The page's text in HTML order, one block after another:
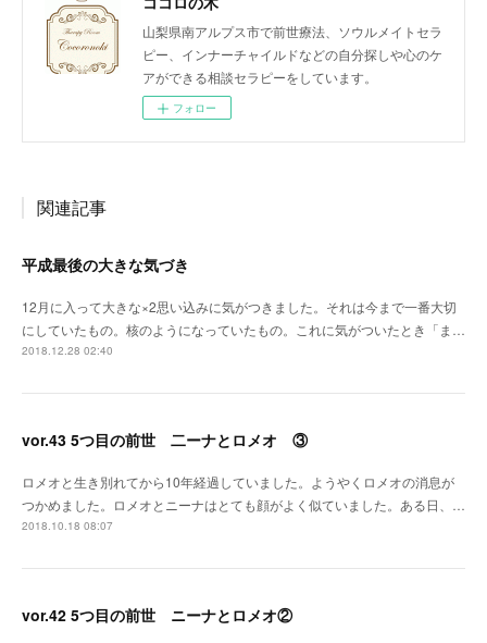
山梨県南アルプス市で前世療法、ソウルメイトセラ
ピー、インナーチャイルドなどの自分探しや心のケ
アができる相談セラピーをしています。
フォロー
関連記事
平成最後の大きな気づき
12月に入って大きな×2思い込みに気がつきました。それは今まで一番大切
にしていたもの。核のようになっていたもの。これに気がついたとき「ま…
2018.12.28 02:40
vor.43 5つ目の前世 二ーナとロメオ ③
ロメオと生き別れてから10年経過していました。ようやくロメオの消息が
つかめました。ロメオとニーナはとても顔がよく似ていました。ある日、…
2018.10.18 08:07
vor.42 5つ目の前世 ニーナとロメオ②